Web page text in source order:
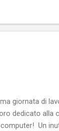
giornata di
dedicato alla
Un